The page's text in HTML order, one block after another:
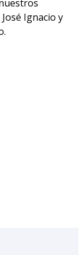
Ignacio y